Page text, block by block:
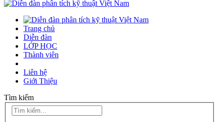
Trang chủ
Diễn đàn
LỚP HỌC
Thành viên
Liên hệ
Giới Thiệu
Tìm kiếm